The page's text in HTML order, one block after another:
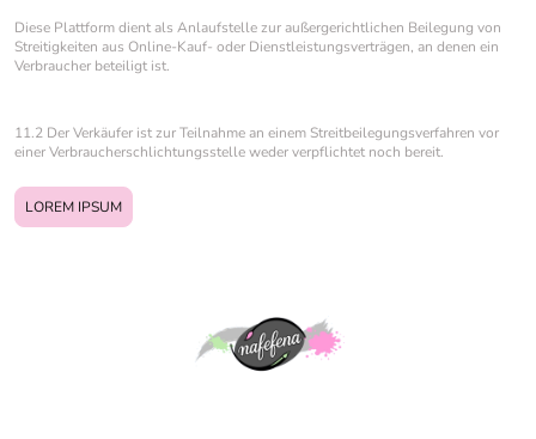
Diese Plattform dient als Anlaufstelle zur außergerichtlichen Beilegung von
Streitigkeiten aus Online-Kauf- oder Dienstleistungsverträgen, an denen ein
Verbraucher beteiligt ist.
11.2 Der Verkäufer ist zur Teilnahme an einem Streitbeilegungsverfahren vor
einer Verbraucherschlichtungsstelle weder verpflichtet noch bereit.
LOREM IPSUM